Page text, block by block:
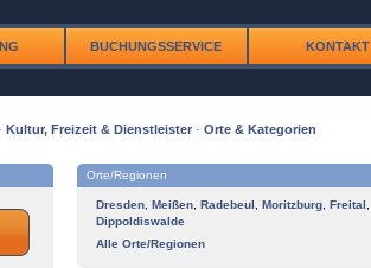
BUCHUNGSSERVICE KONTAKT
· Kultur, Freizeit & Dienstleister · Orte & Kategorien
Orte/Regionen
Dresden Meißen Radebeul Moritzburg Freital
Dippoldiswalde
Alle Orte/Regionen